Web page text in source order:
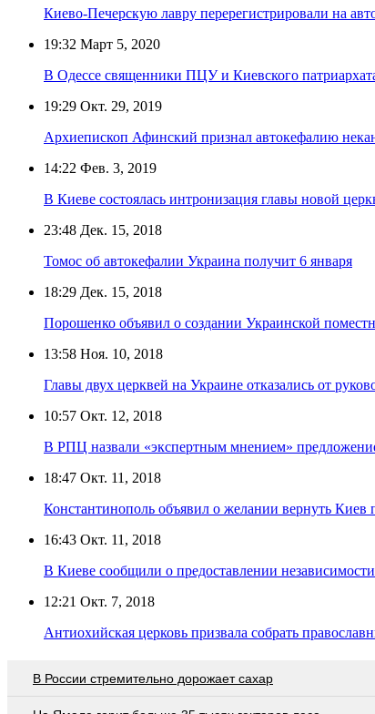
Киево-Печерскую лавру перерегистрировали на
19:32 Март 5, 2020
В Одессе священники ПЦУ и Киевского
19:29 Окт. 29, 2019
Архиепископ Афинский признал автокефалию
14:22 Фев. 3, 2019
В Киеве состоялась интронизация главы новой
23:48 Дек. 15, 2018
Томос об автокефалии Украина получит 6 января
18:29 Дек. 15, 2018
Порошенко объявил о создании Украинской
13:58 Ноя. 10, 2018
Главы двух церквей на Украине отказались от
10:57 Окт. 12, 2018
В РПЦ назвали «экспертным мнением»
18:47 Окт. 11, 2018
Константинополь объявил о желании вернуть
16:43 Окт. 11, 2018
В Киеве сообщили о предоставлении
12:21 Окт. 7, 2018
Антиохийская церковь призвала собрать
В России стремительно дорожает сахар